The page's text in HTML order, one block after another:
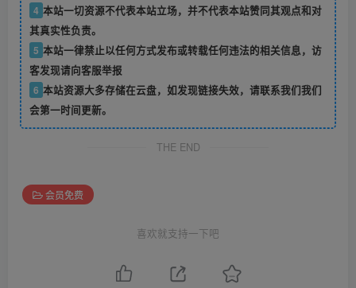
4 本站一切资源不代表本站立场，并不代表本站赞同其观点和对
其真实性负责。
5 本站一律禁止以任何方式发布或转载任何违法的相关信息，访
客发现请向客服举报
6 本站资源大多存储在云盘，如发现链接失效，请联系我们我们
会第一时间更新。
THE END
会员免费
喜欢就支持一下吧